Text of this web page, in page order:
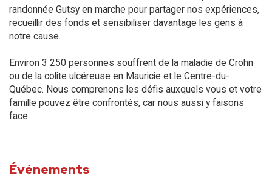
randonnée Gutsy en marche pour partager nos expériences,
recueillir des fonds et sensibiliser davantage les gens à
notre cause.
Environ 3 250 personnes souffrent de la maladie de Crohn
ou de la colite ulcéreuse en Mauricie et le Centre-du-
Québec. Nous comprenons les défis auxquels vous et votre
famille pouvez être confrontés, car nous aussi y faisons
face.
Événements